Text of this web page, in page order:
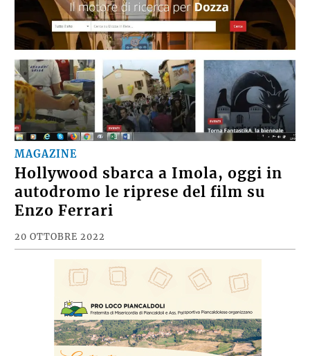
MAGAZINE
Hollywood sbarca a Imola, oggi in
autodromo le riprese del film su
Enzo Ferrari
20 OTTOBRE 2022